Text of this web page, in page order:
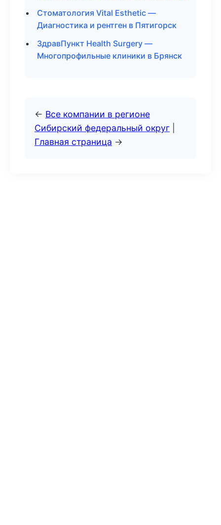
Стоматология Vital Esthetic —
Диагностика и рентген в Пятигорск
ЗдравПункт Health Surgery —
Многопрофильные клиники в Брянск
← Все компании в регионе
Сибирский федеральный округ
Главная страница →